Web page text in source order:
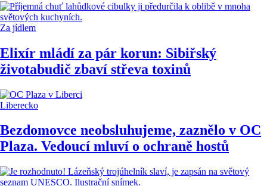
Za jídlem
Elixír mládí za pár korun: Sibiřský
životabudič zbaví střeva toxinů
Liberecko
Bezdomovce neobsluhujeme, zaznělo v OC
Plaza. Vedoucí mluví o ochraně hostů